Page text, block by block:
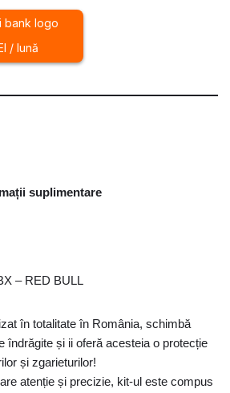
/ lună
suplimentare
– RED BULL
în totalitate în România, schimbă
îndrăgite și ii oferă acesteia o protecție
și zgarieturilor!
atenție și precizie, kit-ul este compus